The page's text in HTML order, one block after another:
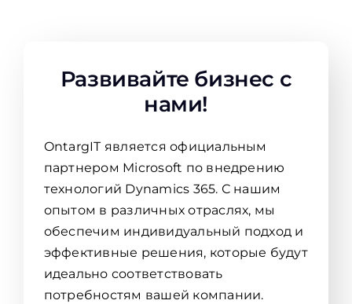
Развивайте бизнес с
нами!
OntargIT является официальным
партнером Microsoft по внедрению
технологий Dynamics 365. С нашим
опытом в различных отраслях, мы
обеспечим индивидуальный подход и
эффективные решения, которые будут
идеально соответствовать
потребностям вашей компании.